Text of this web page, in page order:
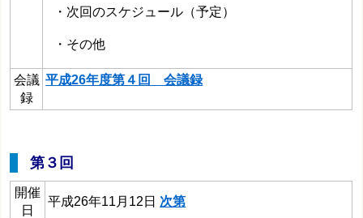
・ 次回のスケジュール（予定）
・その他
会議
録
平成26年度第４回 会議録
第３回
開催
日
平成26年11月12日 次第